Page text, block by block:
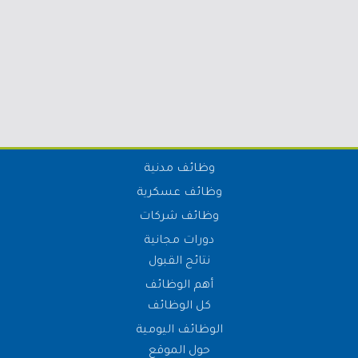
وظائف مدنية
وظائف عسكرية
وظائف شركات
دورات مجانية
نتائج القبول
أهم الوظائف
كل الوظائف
الوظائف اليومية
حول الموقع